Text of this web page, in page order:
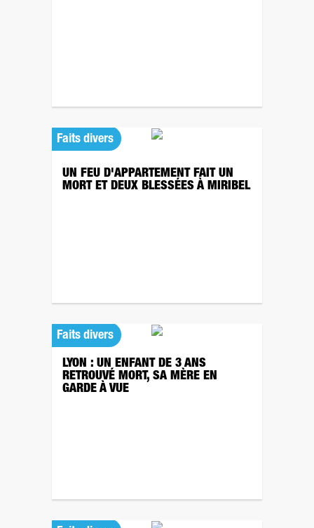
Faits divers
UN FEU D'APPARTEMENT FAIT UN
MORT ET DEUX BLESSÉES À MIRIBEL
Faits divers
LYON : UN ENFANT DE 3 ANS
RETROUVÉ MORT, SA MÈRE EN
GARDE À VUE